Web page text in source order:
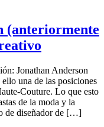
(anteriormente
Jonathan Anderson
una de las posiciones
Couture. Lo que esto
de la moda y la
de diseñador de […]